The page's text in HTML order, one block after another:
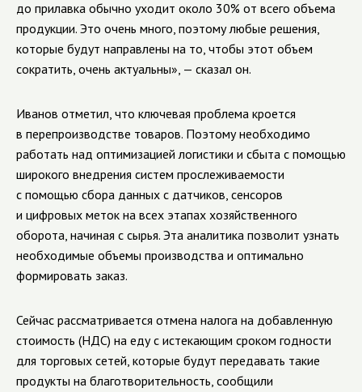
до прилавка обычно уходит около 30% от всего объема
продукции. Это очень много, поэтому любые решения,
которые будут направлены на то, чтобы этот объем
сократить, очень актуальны», — сказал он.
Иванов отметил, что ключевая проблема кроется
в перепроизводстве товаров. Поэтому необходимо
работать над оптимизацией логистики и сбыта с помощью
широкого внедрения систем прослеживаемости
с помощью сбора данных с датчиков, сенсоров
и цифровых меток на всех этапах хозяйственного
оборота, начиная с сырья. Эта аналитика позволит узнать
необходимые объемы производства и оптимально
формировать заказ.
Сейчас рассматривается отмена налога на добавленную
стоимость (НДС) на еду с истекающим сроком годности
для торговых сетей, которые будут передавать такие
продукты на благотворительность, сообщили